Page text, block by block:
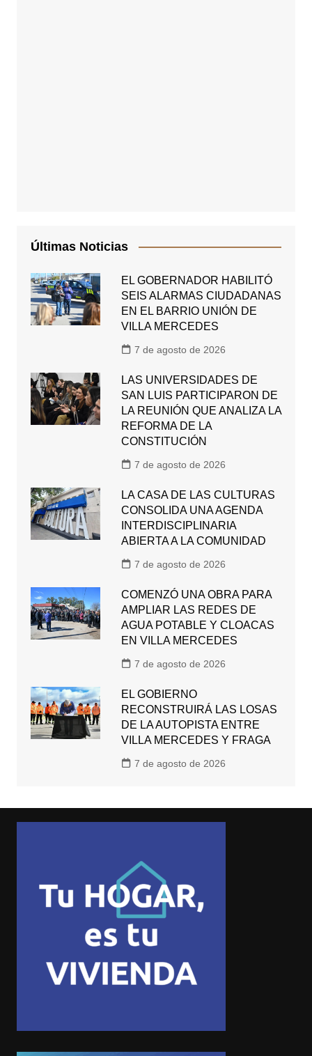
Últimas Noticias
EL GOBERNADOR HABILITÓ
SEIS ALARMAS CIUDADANAS
EN EL BARRIO UNIÓN DE
VILLA MERCEDES
7 de agosto de 2026
LAS UNIVERSIDADES DE
SAN LUIS PARTICIPARON DE
LA REUNIÓN QUE ANALIZA LA
REFORMA DE LA
CONSTITUCIÓN
7 de agosto de 2026
LA CASA DE LAS CULTURAS
CONSOLIDA UNA AGENDA
INTERDISCIPLINARIA
ABIERTA A LA COMUNIDAD
7 de agosto de 2026
COMENZÓ UNA OBRA PARA
AMPLIAR LAS REDES DE
AGUA POTABLE Y CLOACAS
EN VILLA MERCEDES
7 de agosto de 2026
EL GOBIERNO
RECONSTRUIRÁ LAS LOSAS
DE LA AUTOPISTA ENTRE
VILLA MERCEDES Y FRAGA
7 de agosto de 2026